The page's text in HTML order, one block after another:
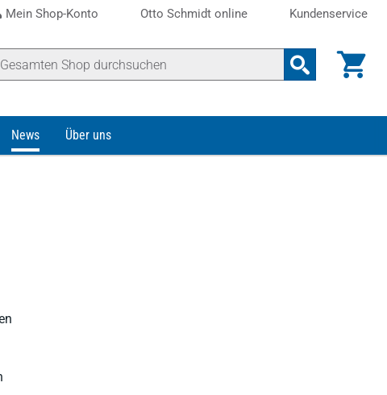
Mein Shop-Konto Otto Schmidt online Kundenservice
News Über uns